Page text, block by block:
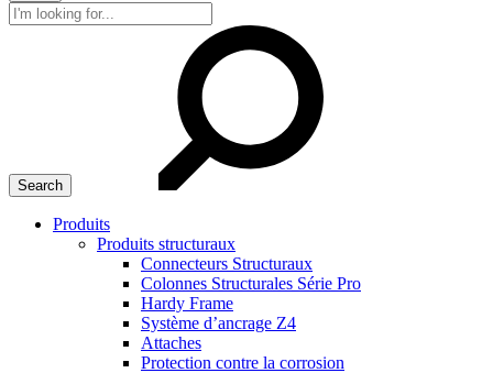
Search
for:
Produits
Produits structuraux
Connecteurs Structuraux
Colonnes Structurales Série Pro
Hardy Frame
Système d’ancrage Z4
Attaches
Protection contre la corrosion